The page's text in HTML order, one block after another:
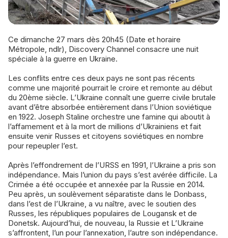
Ce dimanche 27 mars dès 20h45 (Date et horaire
Métropole, ndlr), Discovery Channel consacre une nuit
spéciale à la guerre en Ukraine.
Les conflits entre ces deux pays ne sont pas récents
comme une majorité pourrait le croire et remonte au début
du 20ème siècle. L’Ukraine connaît une guerre civile brutale
avant d’être absorbée entièrement dans l’Union soviétique
en 1922. Joseph Staline orchestre une famine qui aboutit à
l’affamement et à la mort de millions d’Ukrainiens et fait
ensuite venir Russes et citoyens soviétiques en nombre
pour repeupler l’est.
Après l’effondrement de l’URSS en 1991, l’Ukraine a pris son
indépendance. Mais l’union du pays s’est avérée difficile. La
Crimée a été occupée et annexée par la Russie en 2014.
Peu après, un soulèvement séparatiste dans le Donbass,
dans l’est de l’Ukraine, a vu naître, avec le soutien des
Russes, les républiques populaires de Lougansk et de
Donetsk. Aujourd’hui, de nouveau, la Russie et L’Ukraine
s’affrontent, l’un pour l’annexation, l’autre son indépendance.